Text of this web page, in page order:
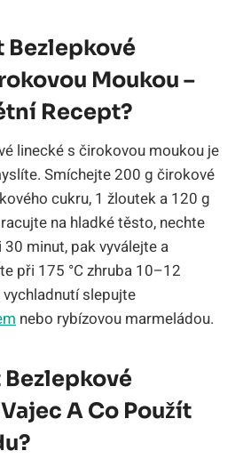
Bezlepkové
Moukou –
Recept?
linecké s čirokovou moukou je
Smíchejte 200 g čirokové
cukru, 1 žloutek a 120 g
na hladké těsto, nechte
minut, pak vyválejte a
při 175 °C zhruba 10–12
slepujte
nebo rybízovou marmeládou.
A Co Použít